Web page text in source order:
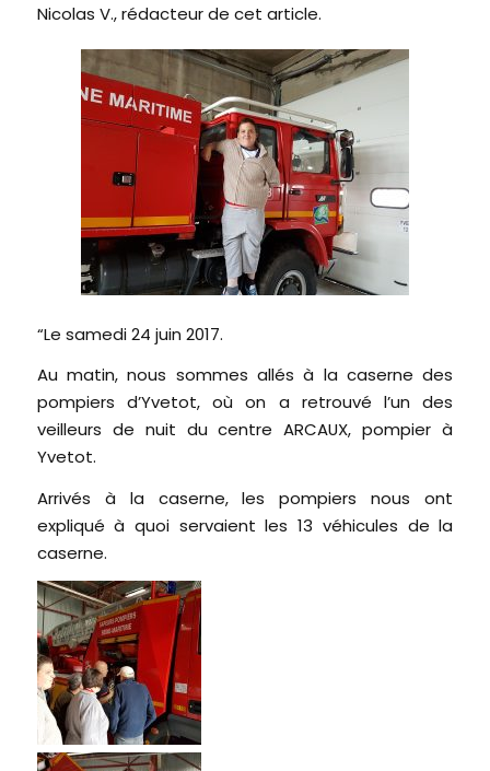
Nicolas V., rédacteur de cet article.
“Le samedi 24 juin 2017.
Au matin, nous sommes allés à la caserne des
pompiers d’Yvetot, où on a retrouvé l’un des
veilleurs de nuit du centre ARCAUX, pompier à
Yvetot.
Arrivés à la caserne, les pompiers nous ont
expliqué à quoi servaient les 13 véhicules de la
caserne.